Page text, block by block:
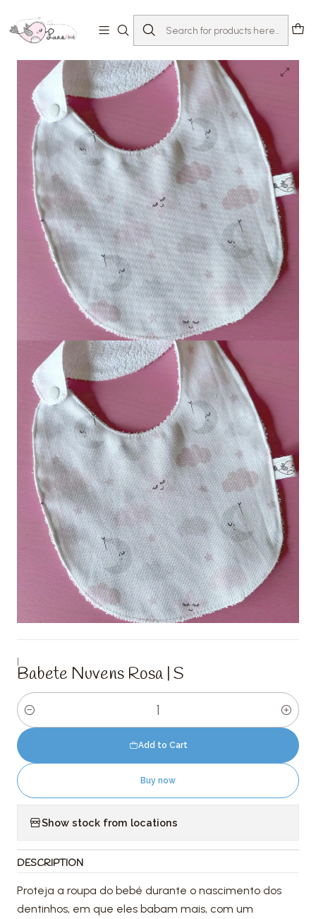
Babetes Babete Nuvens Rosa | S
|
Babete Nuvens Rosa | S
Quantity
Add to Cart
Buy now
Show stock from locations
DESCRIPTION
Proteja a roupa do bebé durante o nascimento dos
dentinhos, em que eles babam mais, com um